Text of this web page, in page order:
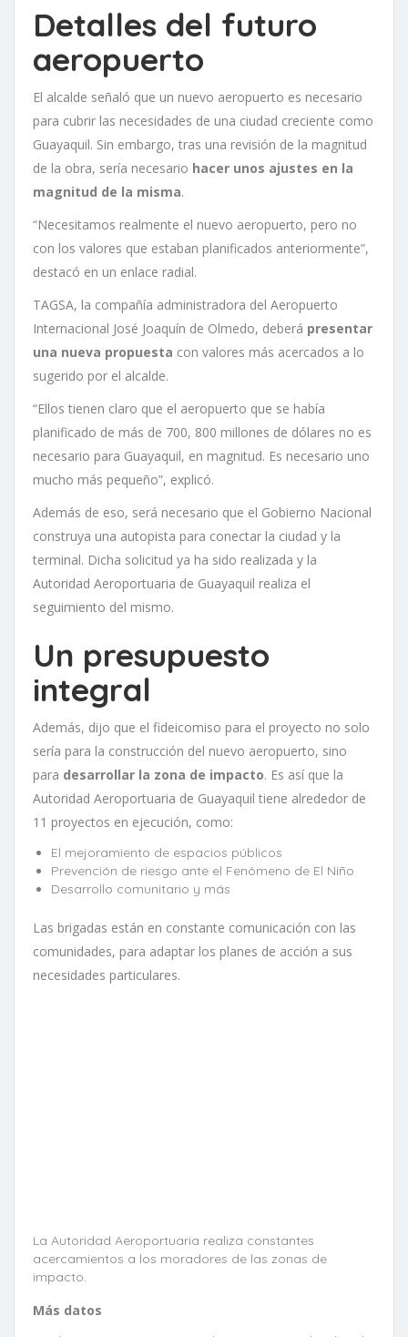
Detalles del futuro
aeropuerto
El alcalde señaló que un nuevo aeropuerto es necesario
para cubrir las necesidades de una ciudad creciente como
Guayaquil. Sin embargo, tras una revisión de la magnitud
de la obra, sería necesario hacer unos ajustes en la
magnitud de la misma.
“Necesitamos realmente el nuevo aeropuerto, pero no
con los valores que estaban planificados anteriormente”,
destacó en un enlace radial.
TAGSA, la compañía administradora del Aeropuerto
Internacional José Joaquín de Olmedo, deberá presentar
una nueva propuesta con valores más acercados a lo
sugerido por el alcalde.
“Ellos tienen claro que el aeropuerto que se había
planificado de más de 700, 800 millones de dólares no es
necesario para Guayaquil, en magnitud. Es necesario uno
mucho más pequeño”, explicó.
Además de eso, será necesario que el Gobierno Nacional
construya una autopista para conectar la ciudad y la
terminal. Dicha solicitud ya ha sido realizada y la
Autoridad Aeroportuaria de Guayaquil realiza el
seguimiento del mismo.
Un presupuesto
integral
Además, dijo que el fideicomiso para el proyecto no solo
sería para la construcción del nuevo aeropuerto, sino
para desarrollar la zona de impacto. Es así que la
Autoridad Aeroportuaria de Guayaquil tiene alrededor de
11 proyectos en ejecución, como:
El mejoramiento de espacios públicos
Prevención de riesgo ante el Fenómeno de El Niño
Desarrollo comunitario y más
Las brigadas están en constante comunicación con las
comunidades, para adaptar los planes de acción a sus
necesidades particulares.
La Autoridad Aeroportuaria realiza constantes
acercamientos a los moradores de las zonas de
impacto.
Más datos